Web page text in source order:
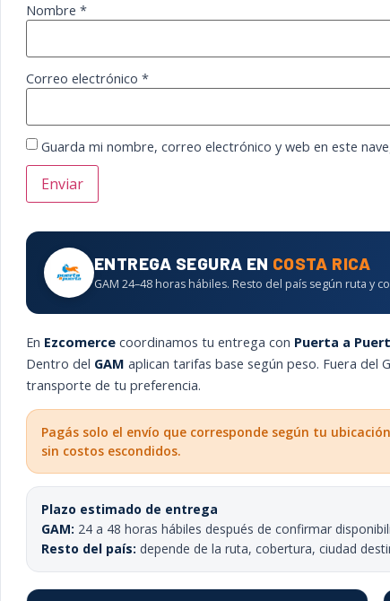
Nombre *
Correo electrónico *
Guarda mi nombre, correo electrónico y web en este
ENTREGA SEGURA EN COSTA RICA
GAM 24–48 horas hábiles. Resto del país según ruta y
En Ezcomerce coordinamos tu entrega con Puerta a
Dentro del GAM aplican tarifas base según peso. Fuera del
transporte de tu preferencia.
Pagás solo el envío que corresponde según tu
sin costos escondidos.
Plazo estimado de entrega
GAM: 24 a 48 horas hábiles después de confirmar
Resto del país: depende de la ruta, cobertura, ciudad